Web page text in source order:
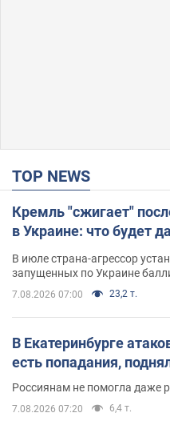
TOP NEWS
Кремль "сжигает"
в Украине: что будет
В июле страна-агрессор
запущенных по Украине
7.08.2026 07:00 23,2 т.
В Екатеринбурге
есть попадания,
Россиянам не помогла даже
7.08.2026 07:20 6,4 т.